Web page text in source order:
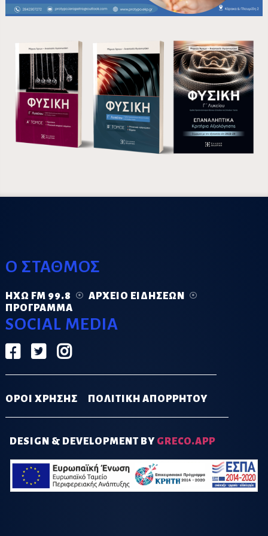
Ο ΣΤΑΘΜΟΣ
ΗΧΏ FM 99.8
ΑΡΧΕΊΟ ΕΙΔΉΣΕΩΝ
ΠΡΌΓΡΑΜΜΑ
SOCIAL MEDIA
ΟΡΟΙ ΧΡΗΣΗΣ ΠΟΛΙΤΙΚΗ ΑΠΟΡΡΗΤΟΥ
DESIGN & DEVELOPMENT BY GRECO.APP